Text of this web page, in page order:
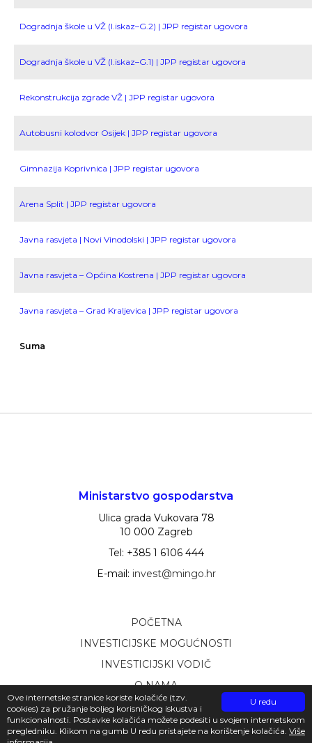
U redu
Ove internetske stranice koriste kolačiće (tzv.
cookies) za pružanje boljeg korisničkog iskustva i
funkcionalnosti. Postavke kolačića možete podesiti u svojem internetskom
pregledniku. Klikom na gumb U redu pristajete na korištenje kolačića. Više
Dogradnja škole u VŽ (I.iskaz–G.2) | JPP registar ugovora
Dogradnja škole u VŽ (I.iskaz–G.1) | JPP registar ugovora
Rekonstrukcija zgrade VŽ | JPP registar ugovora
Autobusni kolodvor Osijek | JPP registar ugovora
Gimnazija Koprivnica | JPP registar ugovora
Arena Split | JPP registar ugovora
Javna rasvjeta | Novi Vinodolski | JPP registar ugovora
Javna rasvjeta – Općina Kostrena | JPP registar ugovora
Javna rasvjeta – Grad Kraljevica | JPP registar ugovora
Suma
Ministarstvo gospodarstva
Ulica grada Vukovara 78
10 000 Zagreb
Tel: +385 1 6106 444
E-mail: invest@mingo.hr
POČETNA
INVESTICIJSKE MOGUĆNOSTI
INVESTICIJSKI VODIČ
O NAMA
PUBLIKACIJE